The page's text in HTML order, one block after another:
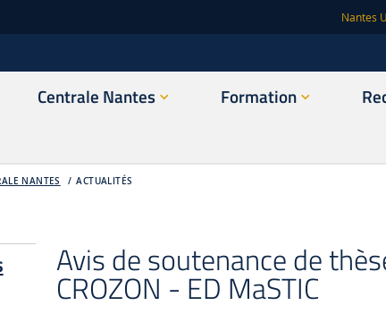
Nantes
Centrale Nantes Formation
NANTES ACTUALITÉS
Avis de soutenance de
CROZON - ED MaSTIC